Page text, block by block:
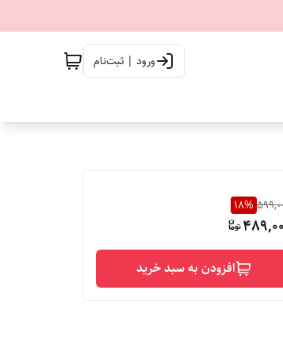
ورود | ثبت‌نام
18%
افزودن به سبد خرید